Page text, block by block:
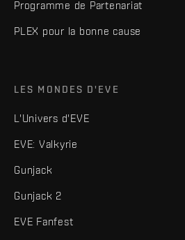
Programme de Partenariat
PLEX pour la bonne cause
LES MONDES D'EVE
L'Univers d'EVE
EVE: Valkyrie
Gunjack
Gunjack 2
EVE Fanfest